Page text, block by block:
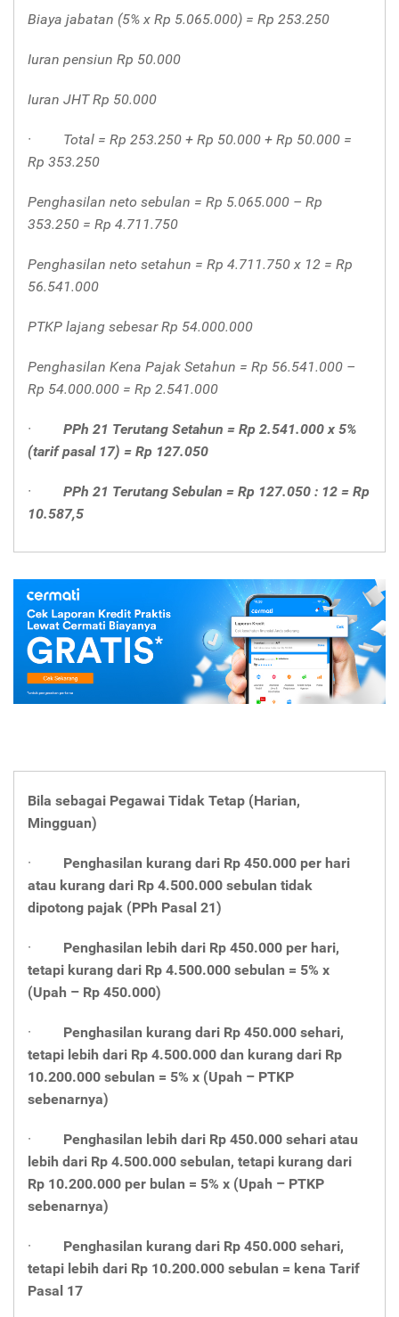
Biaya jabatan (5% x Rp 5.065.000) = Rp 253.250
Iuran pensiun Rp 50.000
Iuran JHT Rp 50.000
· Total = Rp 253.250 + Rp 50.000 + Rp 50.000 =
Rp 353.250
Penghasilan neto sebulan = Rp 5.065.000 – Rp
353.250 = Rp 4.711.750
Penghasilan neto setahun = Rp 4.711.750 x 12 = Rp
56.541.000
PTKP lajang sebesar Rp 54.000.000
Penghasilan Kena Pajak Setahun = Rp 56.541.000 –
Rp 54.000.000 = Rp 2.541.000
· PPh 21 Terutang Setahun = Rp 2.541.000 x 5%
(tarif pasal 17) = Rp 127.050
· PPh 21 Terutang Sebulan = Rp 127.050 : 12 = Rp
10.587,5
Bila sebagai Pegawai Tidak Tetap (Harian,
Mingguan)
· Penghasilan kurang dari Rp 450.000 per hari
atau kurang dari Rp 4.500.000 sebulan tidak
dipotong pajak (PPh Pasal 21)
· Penghasilan lebih dari Rp 450.000 per hari,
tetapi kurang dari Rp 4.500.000 sebulan = 5% x
(Upah – Rp 450.000)
· Penghasilan kurang dari Rp 450.000 sehari,
tetapi lebih dari Rp 4.500.000 dan kurang dari Rp
10.200.000 sebulan = 5% x (Upah – PTKP
sebenarnya)
· Penghasilan lebih dari Rp 450.000 sehari atau
lebih dari Rp 4.500.000 sebulan, tetapi kurang dari
Rp 10.200.000 per bulan = 5% x (Upah – PTKP
sebenarnya)
· Penghasilan kurang dari Rp 450.000 sehari,
tetapi lebih dari Rp 10.200.000 sebulan = kena Tarif
Pasal 17